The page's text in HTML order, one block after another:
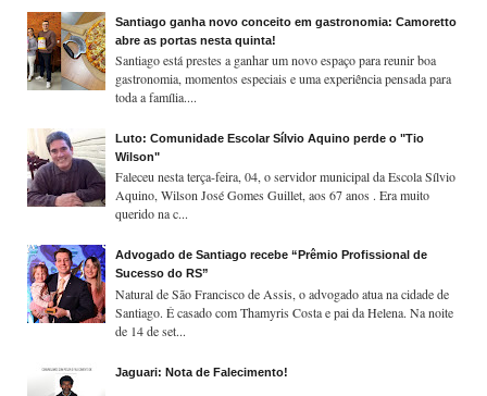
Santiago ganha novo conceito em gastronomia: Camoretto
abre as portas nesta quinta!
Santiago está prestes a ganhar um novo espaço para reunir boa
gastronomia, momentos especiais e uma experiência pensada para
toda a família....
Luto: Comunidade Escolar Sílvio Aquino perde o "Tio
Wilson"
Faleceu nesta terça-feira, 04, o servidor municipal da Escola Sílvio
Aquino, Wilson José Gomes Guillet, aos 67 anos . Era muito
querido na c...
Advogado de Santiago recebe “Prêmio Profissional de
Sucesso do RS”
Natural de São Francisco de Assis, o advogado atua na cidade de
Santiago. É casado com Thamyris Costa e pai da Helena. Na noite
de 14 de set...
Jaguari: Nota de Falecimento!